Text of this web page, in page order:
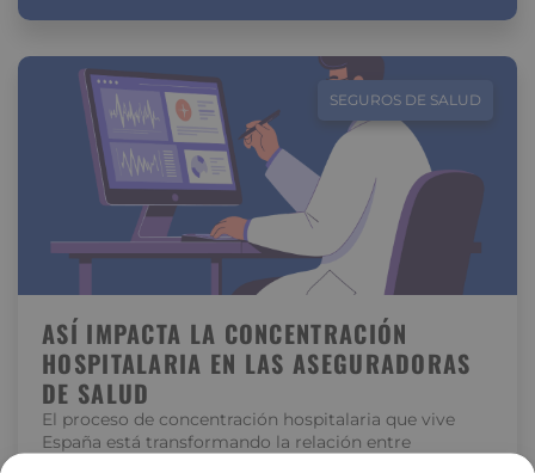
SEGUROS DE SALUD
ASÍ IMPACTA LA CONCENTRACIÓN
HOSPITALARIA EN LAS ASEGURADORAS
DE SALUD
El proceso de concentración hospitalaria que vive
España está transformando la relación entre